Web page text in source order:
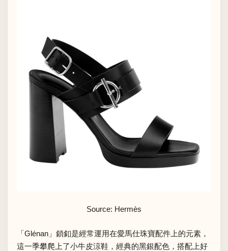
Source: Hermès
「Glénan」鎖釦是經常運用在愛馬仕珠寶配件上的元素，
這一季攀爬上了小牛皮涼鞋，經典的黑銀配色，搭配上好